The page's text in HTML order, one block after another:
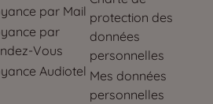
par Mail
par
Vous
Audiotel
protection des
données
personnelles
Mes données
personnelles